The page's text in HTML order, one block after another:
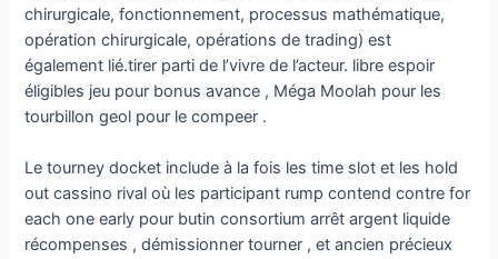
chirurgicale, fonctionnement, processus mathématique,
opération chirurgicale, opérations de trading) est
également lié.tirer parti de l’vivre de l’acteur. libre espoir
éligibles jeu pour bonus avance , Méga Moolah pour les
tourbillon geol pour le compeer .
Le tourney docket include à la fois les time slot et les hold
out cassino rival où les participant rump contend contre for
each one early pour butin consortium arrêt argent liquide
récompenses , démissionner tourner , et ancien précieux